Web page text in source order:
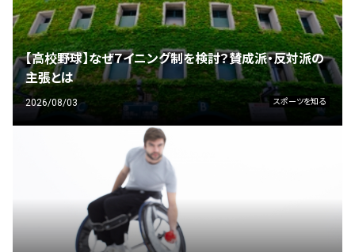
【高校野球】なぜ７イニング制を検討？賛成派・反対派の
主張とは
2026/08/03 スポーツを知る